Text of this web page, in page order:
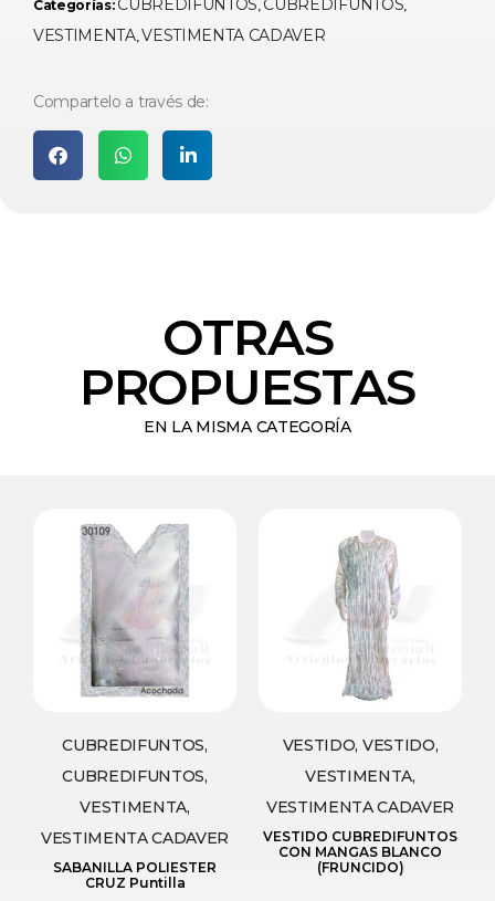
Categorías: CUBREDIFUNTOS, CUBREDIFUNTOS,
VESTIMENTA,VESTIMENTA CADAVER
Compartelo a través de:
OTRAS
PROPUESTAS
EN LA MISMA CATEGORÍA
CUBREDIFUNTOS,
CUBREDIFUNTOS,
VESTIMENTA,
VESTIMENTA CADAVER
SABANILLA POLIESTER
CRUZ Puntilla
VESTIDO, VESTIDO,
VESTIMENTA,
VESTIMENTA CADAVER
VESTIDO CUBREDIFUNTOS
CON MANGAS BLANCO
(FRUNCIDO)